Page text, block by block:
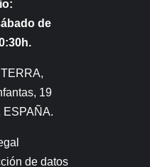
de
19
ESPAÑA.
de datos